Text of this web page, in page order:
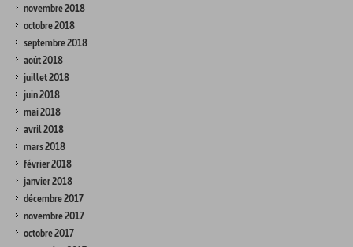
novembre 2018
octobre 2018
septembre 2018
août 2018
juillet 2018
juin 2018
mai 2018
avril 2018
mars 2018
février 2018
janvier 2018
décembre 2017
novembre 2017
octobre 2017